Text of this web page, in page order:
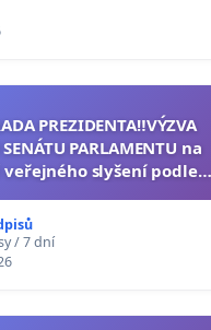
PREZIDENTA‼️VÝZVA
PARLAMENTU na
slyšení podle §
k podání ústavní
prezidenta republiky
/ 7 dní